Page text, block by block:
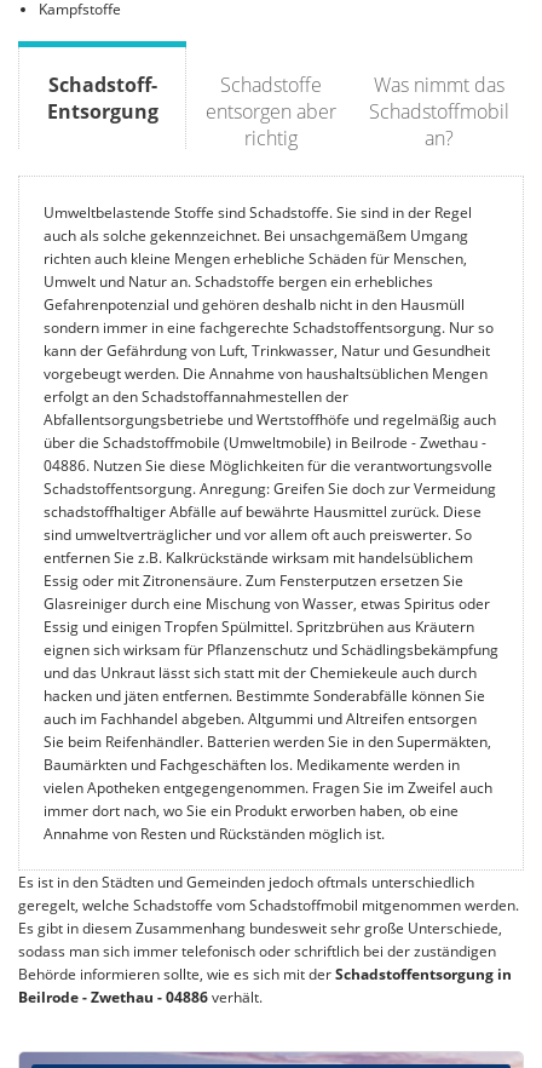
Kampfstoffe
Schadstoff-
Entsorgung
Schadstoffe
entsorgen aber
richtig
Was nimmt das
Schadstoffmobil
an?
Umweltbelastende Stoffe sind Schadstoffe. Sie sind in der Regel
auch als solche gekennzeichnet. Bei unsachgemäßem Umgang
richten auch kleine Mengen erhebliche Schäden für Menschen,
Umwelt und Natur an. Schadstoffe bergen ein erhebliches
Gefahrenpotenzial und gehören deshalb nicht in den Hausmüll
sondern immer in eine fachgerechte Schadstoffentsorgung. Nur so
kann der Gefährdung von Luft, Trinkwasser, Natur und Gesundheit
vorgebeugt werden. Die Annahme von haushaltsüblichen Mengen
erfolgt an den Schadstoffannahmestellen der
Abfallentsorgungsbetriebe und Wertstoffhöfe und regelmäßig auch
über die Schadstoffmobile (Umweltmobile) in Beilrode - Zwethau -
04886. Nutzen Sie diese Möglichkeiten für die verantwortungsvolle
Schadstoffentsorgung. Anregung: Greifen Sie doch zur Vermeidung
schadstoffhaltiger Abfälle auf bewährte Hausmittel zurück. Diese
sind umweltverträglicher und vor allem oft auch preiswerter. So
entfernen Sie z.B. Kalkrückstände wirksam mit handelsüblichem
Essig oder mit Zitronensäure. Zum Fensterputzen ersetzen Sie
Glasreiniger durch eine Mischung von Wasser, etwas Spiritus oder
Essig und einigen Tropfen Spülmittel. Spritzbrühen aus Kräutern
eignen sich wirksam für Pflanzenschutz und Schädlingsbekämpfung
und das Unkraut lässt sich statt mit der Chemiekeule auch durch
hacken und jäten entfernen. Bestimmte Sonderabfälle können Sie
auch im Fachhandel abgeben. Altgummi und Altreifen entsorgen
Sie beim Reifenhändler. Batterien werden Sie in den Supermäkten,
Baumärkten und Fachgeschäften los. Medikamente werden in
vielen Apotheken entgegengenommen. Fragen Sie im Zweifel auch
immer dort nach, wo Sie ein Produkt erworben haben, ob eine
Annahme von Resten und Rückständen möglich ist.
Es ist in den Städten und Gemeinden jedoch oftmals unterschiedlich
geregelt, welche Schadstoffe vom Schadstoffmobil mitgenommen werden.
Es gibt in diesem Zusammenhang bundesweit sehr große Unterschiede,
sodass man sich immer telefonisch oder schriftlich bei der zuständigen
Behörde informieren sollte, wie es sich mit derSchadstoffentsorgung in
Beilrode - Zwethau - 04886verhält.